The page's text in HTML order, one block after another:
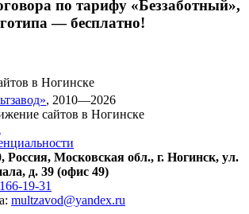
по тарифу «Беззаботный»,
— бесплатно!
, 2010—2026
сайтов в Ногинске
, Россия, Московская обл., г. Ногинск, ул.
д. 39 (офис 49)
19-31
multzavod@yandex.ru